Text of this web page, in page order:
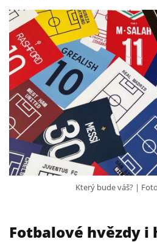
Který bude váš?
Fotbalové hvězdy i